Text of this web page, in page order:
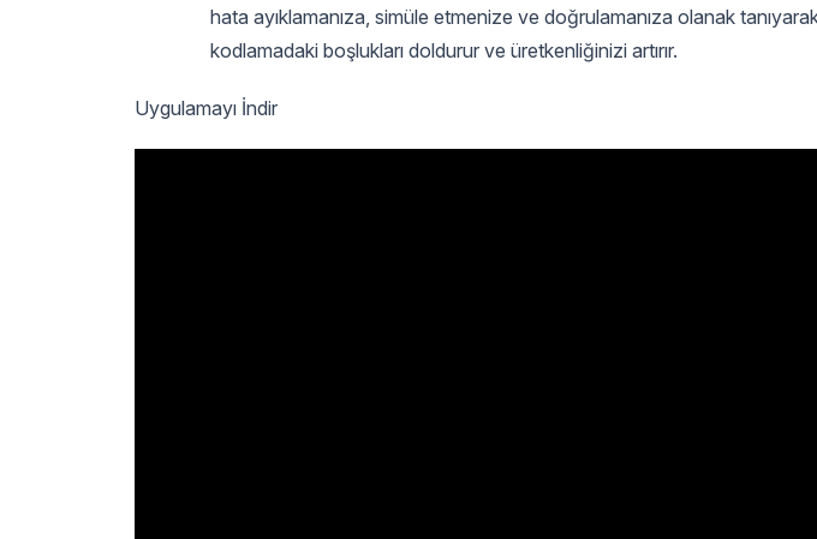
hata ayıklamanıza, simüle etmenize ve doğrulamanıza olanak
kodlamadaki boşlukları doldurur ve üretkenliğinizi artırır.
Uygulamayı İndir